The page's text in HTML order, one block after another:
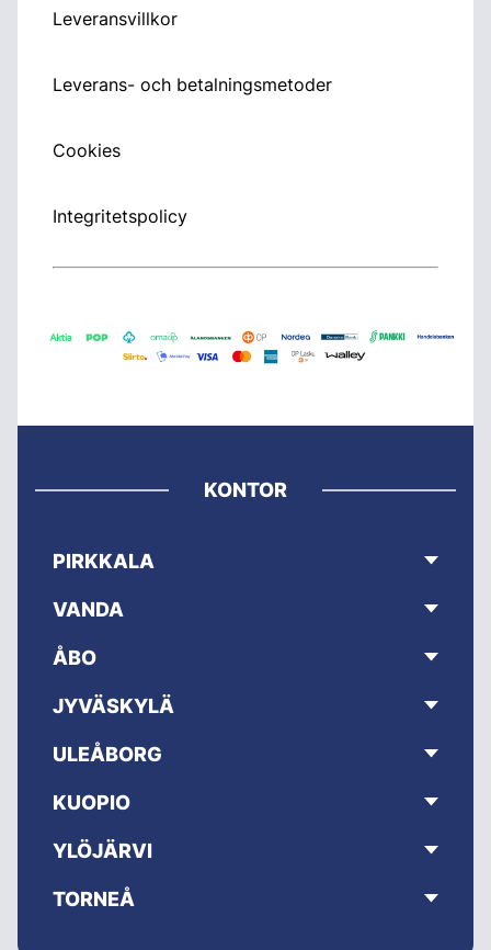
Leveransvillkor
Leverans- och betalningsmetoder
Cookies
Integritetspolicy
KONTOR
PIRKKALA
VANDA
ÅBO
JYVÄSKYLÄ
ULEÅBORG
KUOPIO
YLÖJÄRVI
TORNEÅ